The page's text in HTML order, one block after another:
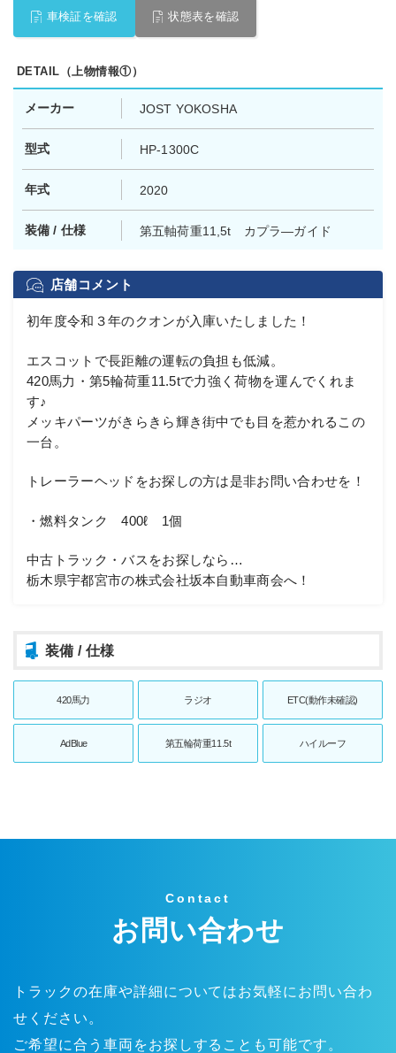
車検証を確認 状態表を確認
DETAIL（上物情報①）
メーカー JOST YOKOSHA
型式 HP-1300C
年式 2020
装備 / 仕様 第五軸荷重11,5t カプラ―ガイド
店舗コメント
初年度令和３年のクオンが入庫いたしました！
エスコットで長距離の運転の負担も低減。
420馬力・第5輪荷重11.5tで力強く荷物を運んでくれま
す♪
メッキパーツがきらきら輝き街中でも目を惹かれるこの
一台。
トレーラーヘッドをお探しの方は是非お問い合わせを！
・燃料タンク 400ℓ 1個
中古トラック・バスをお探しなら…
栃木県宇都宮市の株式会社坂本自動車商会へ！
装備 / 仕様
420馬力 ラジオ ETC(動作未確認)
AdBlue 第五輪荷重11.5t ハイルーフ
Contact
お問い合わせ
トラックの在庫や詳細についてはお気軽にお問い合わ
せください。
ご希望に合う車両をお探しすることも可能です。